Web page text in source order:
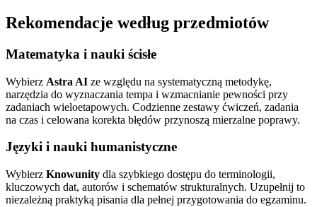
Rekomendacje według przedmiotów
Matematyka i nauki ścisłe
Wybierz Astra AI ze względu na systematyczną metodykę,
narzędzia do wyznaczania tempa i wzmacnianie pewności przy
zadaniach wieloetapowych. Codzienne zestawy ćwiczeń, zadania
na czas i celowana korekta błędów przynoszą mierzalne poprawy.
Języki i nauki humanistyczne
Wybierz Knowunity dla szybkiego dostępu do terminologii,
kluczowych dat, autorów i schematów strukturalnych. Uzupełnij to
niezależną praktyką pisania dla pełnej przygotowania do egzaminu.